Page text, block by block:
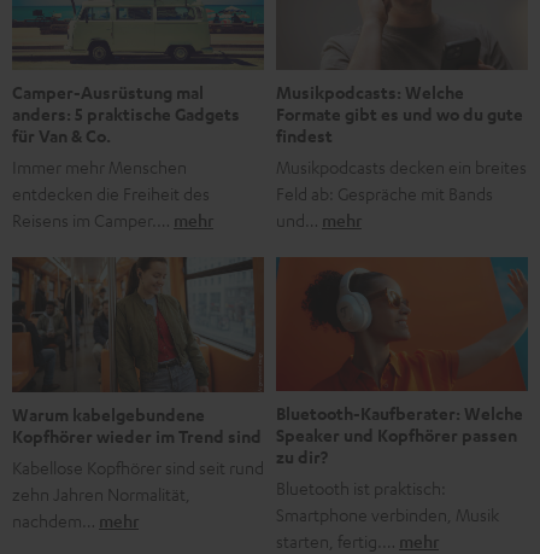
Jubiläum werfen wir einen Blick zurück. Vom Filmheft zur
Jugendmarke: Wie die BRAVO ihren Ton fand Als die […]
Camper-Ausrüstung mal
anders: 5 praktische Gadgets
für Van & Co.
Immer mehr Menschen
entdecken die Freiheit des
Reisens im Camper.… mehr
Musikpodcasts: Welche
Formate gibt es und wo du gute
findest
Musikpodcasts decken ein breites
Feld ab: Gespräche mit Bands
und… mehr
Warum kabelgebundene
Kopfhörer wieder im Trend sind
Kabellose Kopfhörer sind seit rund
zehn Jahren Normalität,
nachdem… mehr
Bluetooth-Kaufberater: Welche
Speaker und Kopfhörer passen
zu dir?
Bluetooth ist praktisch:
Smartphone verbinden, Musik
starten, fertig.… mehr